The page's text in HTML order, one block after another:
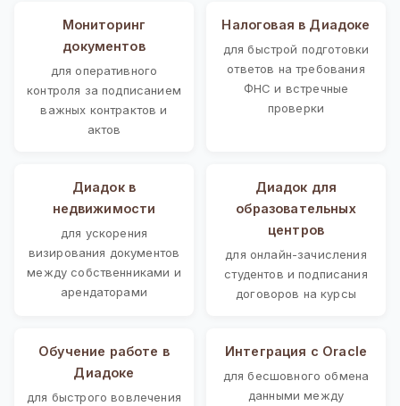
Мониторинг
документов
для оперативного
контроля за подписанием
важных контрактов и
актов
Налоговая в Диадоке
для быстрой подготовки
ответов на требования
ФНС и встречные
проверки
Диадок в
недвижимости
для ускорения
визирования документов
между собственниками и
арендаторами
Диадок для
образовательных
центров
для онлайн-зачисления
студентов и подписания
договоров на курсы
Обучение работе в
Диадоке
для быстрого вовлечения
Интеграция с Oracle
для бесшовного обмена
данными между